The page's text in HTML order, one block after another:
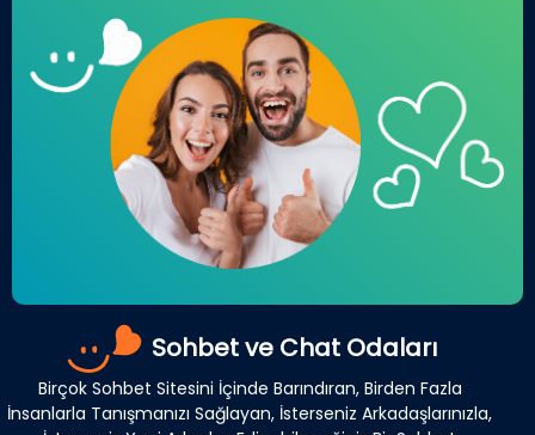
Sohbet ve Chat Odaları
Birçok Sohbet Sitesini İçinde Barındıran, Birden Fazla
İnsanlarla Tanışmanızı Sağlayan, İsterseniz Arkadaşlarınızla,